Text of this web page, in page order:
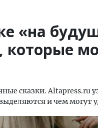
«на
сказки. Altapress.ru
и чем могут